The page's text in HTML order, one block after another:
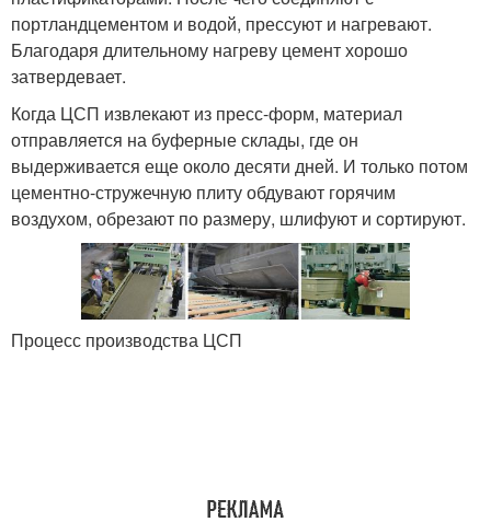
портландцементом и водой, прессуют и нагревают.
Благодаря длительному нагреву цемент хорошо
затвердевает.
Когда ЦСП извлекают из пресс-форм, материал
отправляется на буферные склады, где он
выдерживается еще около десяти дней. И только потом
цементно-стружечную плиту обдувают горячим
воздухом, обрезают по размеру, шлифуют и сортируют.
Процесс производства ЦСП